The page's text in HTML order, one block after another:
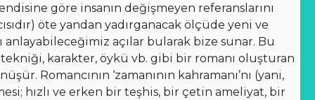
göre insanın değişmeyen referanslarını
öte yandan yadırganacak ölçüde yeni ve
anlayabileceğimiz açılar bularak bize sunar. Bu
karakter, öykü vb. gibi bir romanı oluşturan
Romancının ‘zamanının kahramanı’nı (yani,
hızlı ve erken bir teşhis, bir çetin ameliyat, bir